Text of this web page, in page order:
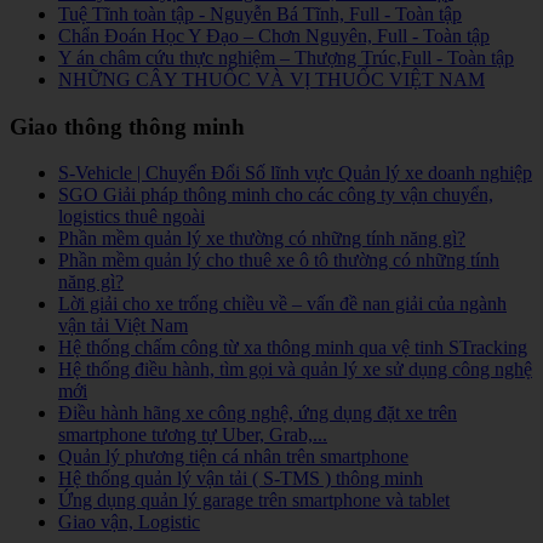
Tuệ Tĩnh toàn tập - Nguyễn Bá Tĩnh, Full - Toàn tập
Chẩn Đoán Học Y Đạo – Chơn Nguyên, Full - Toàn tập
Y án châm cứu thực nghiệm – Thượng Trúc,Full - Toàn tập
NHỮNG CÂY THUỐC VÀ VỊ THUỐC VIỆT NAM
Giao thông thông minh
S-Vehicle | Chuyển Đổi Số lĩnh vực Quản lý xe doanh nghiệp
SGO Giải pháp thông minh cho các công ty vận chuyển,
logistics thuê ngoài
Phần mềm quản lý xe thường có những tính năng gì?
Phần mềm quản lý cho thuê xe ô tô thường có những tính
năng gì?
Lời giải cho xe trống chiều về – vấn đề nan giải của ngành
vận tải Việt Nam
Hệ thống chấm công từ xa thông minh qua vệ tinh STracking
Hệ thống điều hành, tìm gọi và quản lý xe sử dụng công nghệ
mới
Điều hành hãng xe công nghệ, ứng dụng đặt xe trên
smartphone tương tự Uber, Grab,...
Quản lý phương tiện cá nhân trên smartphone
Hệ thống quản lý vận tải ( S-TMS ) thông minh
Ứng dụng quản lý garage trên smartphone và tablet
Giao vận, Logistic